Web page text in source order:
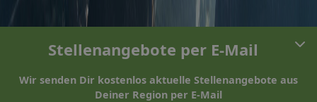
Stellenangebote per E-Mail
Wir senden Dir kostenlos aktuelle Stellenangebote aus
Deiner Region per E-Mail